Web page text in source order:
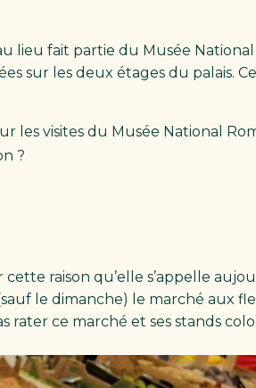
lieu fait partie du Musée
sur les deux étages du palais.
les visites du Musée National
?
raison qu’elle s’appelle
le dimanche) le marché aux
ce marché et ses stands